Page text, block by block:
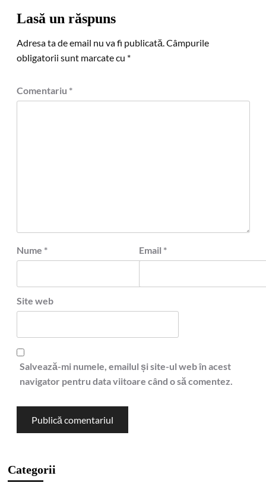
Lasă un răspuns
Adresa ta de email nu va fi publicată.Câmpurile
obligatorii sunt marcate cu *
Comentariu *
Nume * Email *
Site web
Salvează-mi numele, emailul și site-ul web în acest
navigator pentru data viitoare când o să comentez.
Categorii